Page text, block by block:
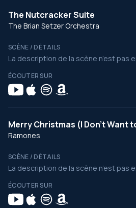
The Nutcracker Suite
The Brian Setzer Orchestra
SCÈNE / DÉTAILS
La description de la scène n’est pas
ÉCOUTER SUR
Merry Christmas (I Don't Want
Ramones
SCÈNE / DÉTAILS
La description de la scène n’est pas
ÉCOUTER SUR